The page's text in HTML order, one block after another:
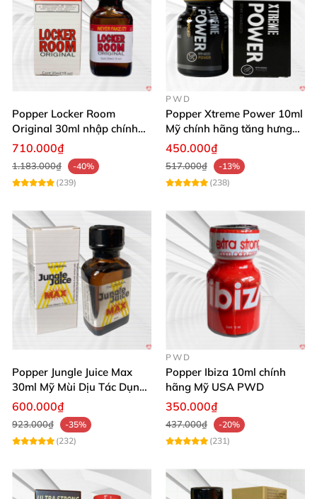
Popper Locker Room
Original 30ml nhập chính
hãng cảm giác cổ điển
710.000₫
1.183.000₫
-40%
(239)
PWD
Popper Xtreme Power 10ml
Mỹ chính hãng tăng hưng
phấn
450.000₫
517.000₫
-13%
(238)
Popper Jungle Juice Max
30ml Mỹ Mùi Dịu Tác Dụng
Nhanh Lâu Mê Mẩn
600.000₫
923.000₫
-35%
(232)
PWD
Popper Ibiza 10ml chính
hãng Mỹ USA PWD
350.000₫
437.000₫
-20%
(231)